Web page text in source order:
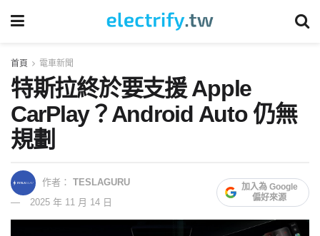
首頁 電車新聞
特斯拉終於要支援 Apple
CarPlay？Android Auto 仍無
規劃
作者： TESLAGURU
2025 年 11 月 14 日
加入為 Google
偏好來源